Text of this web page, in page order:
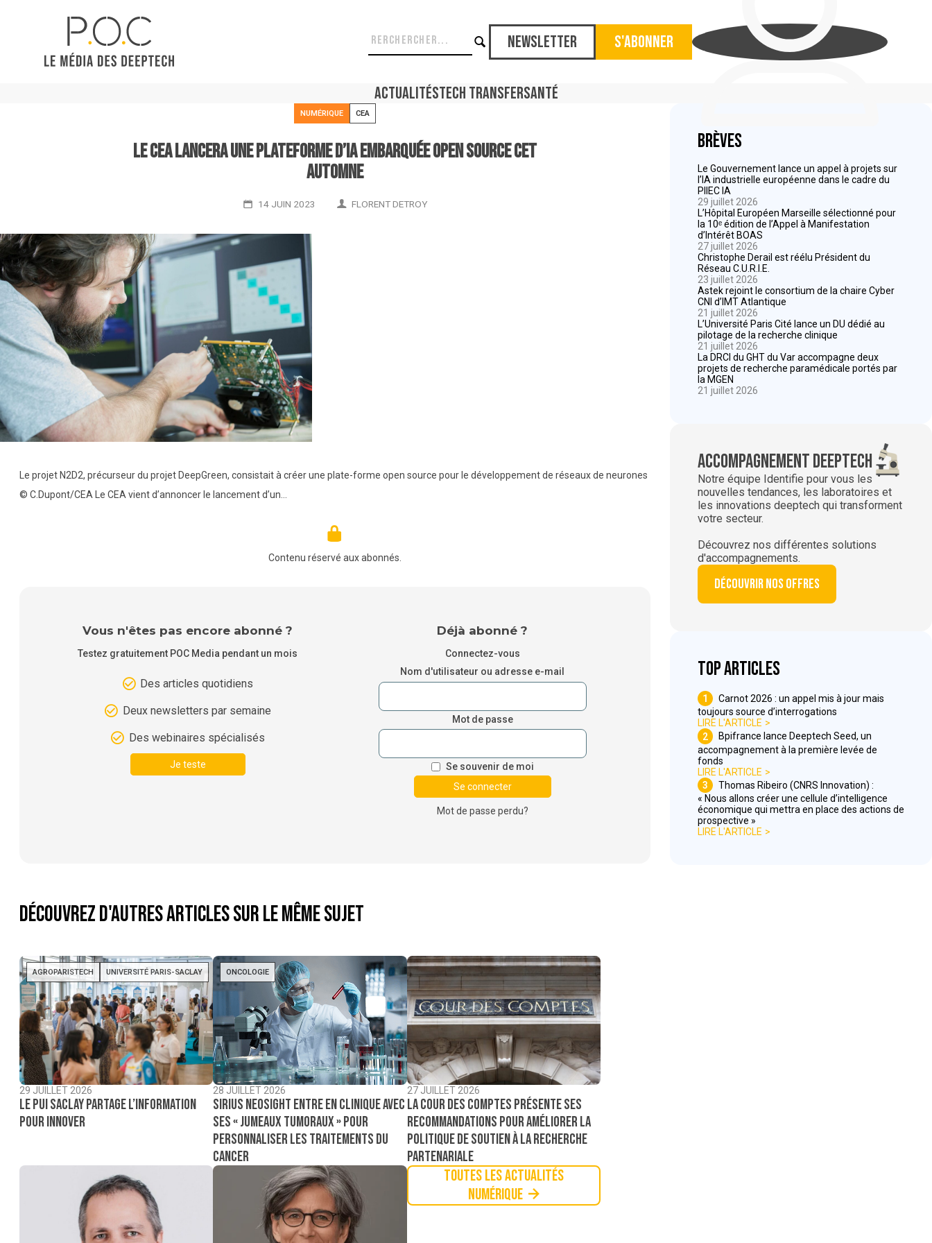
Newsletter S'abonner
ActualitésTech TransferSanté
NUMÉRIQUE CEA
Le CEA lancera une plateforme d’IA embarquée open source cet
automne
14 JUIN 2023 FLORENT DETROY
Le projet N2D2, précurseur du projet DeepGreen, consistait à créer une plate-forme open source pour le développement de réseaux de neurones
© C.Dupont/CEA Le CEA vient d’annoncer le lancement d’un…
Contenu réservé aux abonnés.
Vous n'êtes pas encore abonné ?
Testez gratuitement POC Media pendant un mois
Des articles quotidiens
Deux newsletters par semaine
Des webinaires spécialisés
Je teste
Déjà abonné ?
Connectez-vous
Nom d'utilisateur ou adresse e-mail
Mot de passe
Se souvenir de moi
Mot de passe perdu?
Découvrez d'autres articles sur le même sujet
AGROPARISTECH UNIVERSITÉ PARIS-SACLAY
29 JUILLET 2026
Le PUI Saclay partage l’information
pour innover
ONCOLOGIE
28 JUILLET 2026
Sirius NeoSight entre en clinique avec
ses « jumeaux tumoraux » pour
personnaliser les traitements du
cancer
27 JUILLET 2026
La Cour des comptes présente ses
recommandations pour améliorer la
politique de soutien à la recherche
partenariale
Toutes les actualités
Numérique
Brèves
Le Gouvernement lance un appel à projets sur
l’IA industrielle européenne dans le cadre du
PIIEC IA
29 juillet 2026
L’Hôpital Européen Marseille sélectionné pour
la 10ᵉ édition de l’Appel à Manifestation
d’Intérêt BOAS
27 juillet 2026
Christophe Derail est réélu Président du
Réseau C.U.R.I.E.
23 juillet 2026
Astek rejoint le consortium de la chaire Cyber
CNI d’IMT Atlantique
21 juillet 2026
L’Université Paris Cité lance un DU dédié au
pilotage de la recherche clinique
21 juillet 2026
La DRCI du GHT du Var accompagne deux
projets de recherche paramédicale portés par
la MGEN
21 juillet 2026
Accompagnement deeptech
Notre équipe Identifie pour vous les
nouvelles tendances, les laboratoires et
les innovations deeptech qui transforment
votre secteur.
Découvrez nos différentes solutions
d'accompagnements.
Découvrir nos offres
Top articles
1
Carnot 2026 : un appel mis à jour mais
toujours source d’interrogations
LIRE L'ARTICLE
2
Bpifrance lance Deeptech Seed, un
accompagnement à la première levée de
fonds
LIRE L'ARTICLE
3
Thomas Ribeiro (CNRS Innovation) :
« Nous allons créer une cellule d’intelligence
économique qui mettra en place des actions de
prospective »
LIRE L'ARTICLE